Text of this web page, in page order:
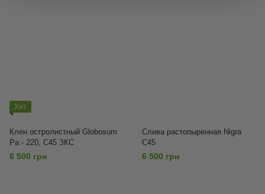
Хит
Клен остролистный Globosum
Ра - 220, С45 ЗКС
6 500 грн
Слива растопыренная Nigra
С45
6 500 грн